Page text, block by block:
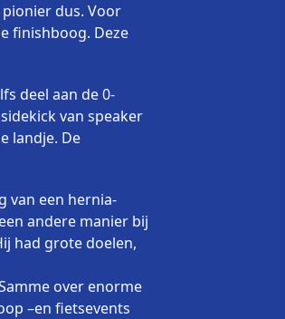
pionier dus. Voor
finishboog. Deze
deel aan de 0-
van speaker
landje. De
van een hernia-
andere manier bij
had grote doelen,
over enorme
–en fietsevents